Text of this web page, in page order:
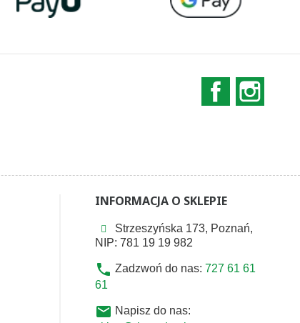
Facebook
INFORMACJA O SKLEPIE
Strzeszyńska 173, Poznań,
NIP: 781 19 19 982
phone Zadzwoń do nas: 727 61 61
61
email Napisz do nas: